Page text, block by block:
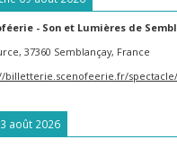
- Son et Lumières de
37360 Semblançay, France
billetterie.scenofeerie.fr/
août 2026